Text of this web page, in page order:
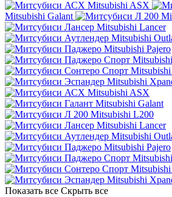
Mitsubishi ASX
Mitsubishi Galant
Mitsubishi Lancer
Mitsubishi
Mitsubishi Pajero
Mitsubishi
Mitsubishi ASX
Mitsubishi Galant
Mitsubishi L200
Mitsubishi Lancer
Mitsubishi
Mitsubishi Pajero
Mitsubishi
Показать все Скрыть все